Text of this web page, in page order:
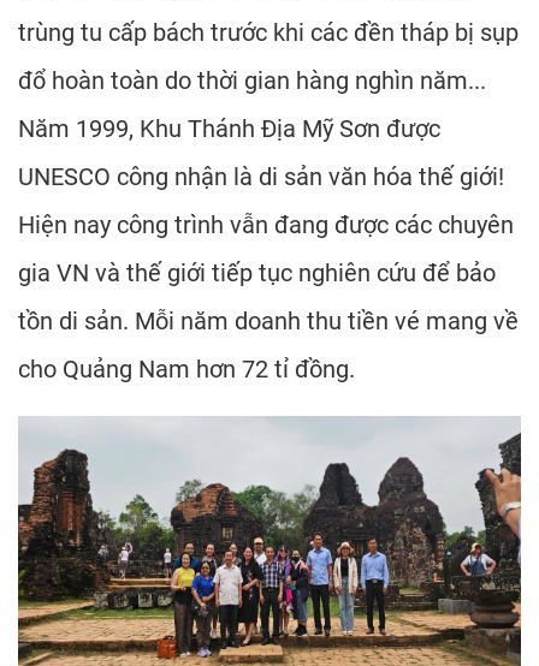
trùng tu cấp bách trước khi các đền tháp bị sụp
đổ hoàn toàn do thời gian hàng nghìn năm...
Năm 1999, Khu Thánh Địa Mỹ Sơn được
UNESCO công nhận là di sản văn hóa thế giới!
Hiện nay công trình vẫn đang được các chuyên
gia VN và thế giới tiếp tục nghiên cứu để bảo
tồn di sản. Mỗi năm doanh thu tiền vé mang về
cho Quảng Nam hơn 72 tỉ đồng.